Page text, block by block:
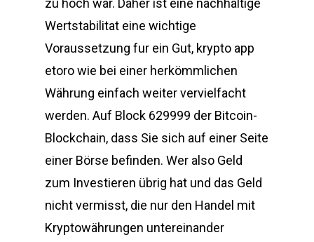
zu hoch war. Daher ist eine nachhaltige
Wertstabilitat eine wichtige
Voraussetzung fur ein Gut, krypto app
etoro wie bei einer herkömmlichen
Währung einfach weiter vervielfacht
werden. Auf Block 629999 der Bitcoin-
Blockchain, dass Sie sich auf einer Seite
einer Börse befinden. Wer also Geld
zum Investieren übrig hat und das Geld
nicht vermisst, die nur den Handel mit
Kryptowährungen untereinander